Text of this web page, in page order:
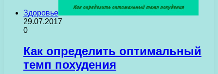
Здоровье
29.07.2017
0
Как определить оптимальный
темп похудения